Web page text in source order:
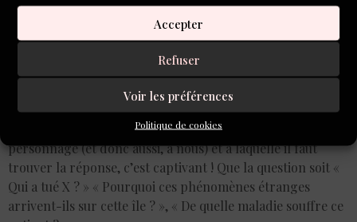
Accepter
Refuser
Voir les préférences
Politique de cookies
Un mystère à élucider ou une question qui est posée à un
personnage (et donc aussi, à nous) et à laquelle il faut
trouver la réponse, c’est captivant ! Que la question soit «
Qui a tué X ? » « Pourquoi ces phénomènes étranges
arrivent-ils sur cette île ? », « De quelle maladie souffre ce